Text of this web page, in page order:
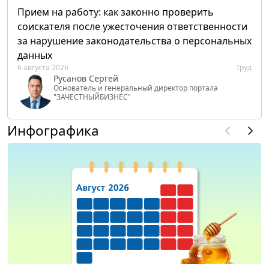
Прием на работу: как законно проверить
соискателя после ужесточения ответственности
за нарушение законодательства о персональных
данных
6 августа 2026 Труд
Русанов Сергей
Основатель и генеральный директор портала
"ЗАЧЕСТНЫЙБИЗНЕС"
Инфографика